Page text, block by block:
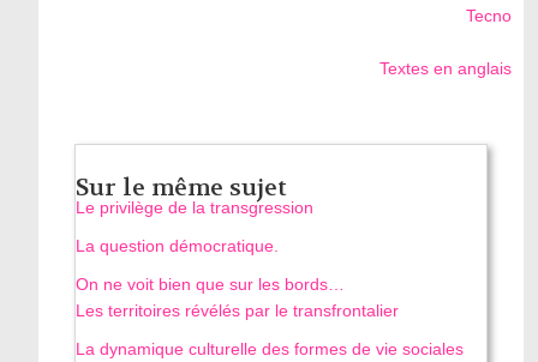
Tecno
Textes en anglais
Sur le même sujet
Le privilège de la transgression
La question démocratique.
On ne voit bien que sur les bords…
Les territoires révélés par le transfrontalier
La dynamique culturelle des formes de vie sociales